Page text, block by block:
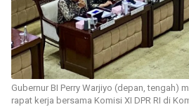
Gubernur BI Perry Warjiyo (depan, tengah)
rapat kerja bersama Komisi XI DPR RI di